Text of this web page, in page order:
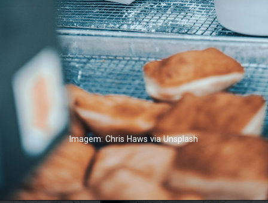
Imagem: Chris Haws via Unsplash